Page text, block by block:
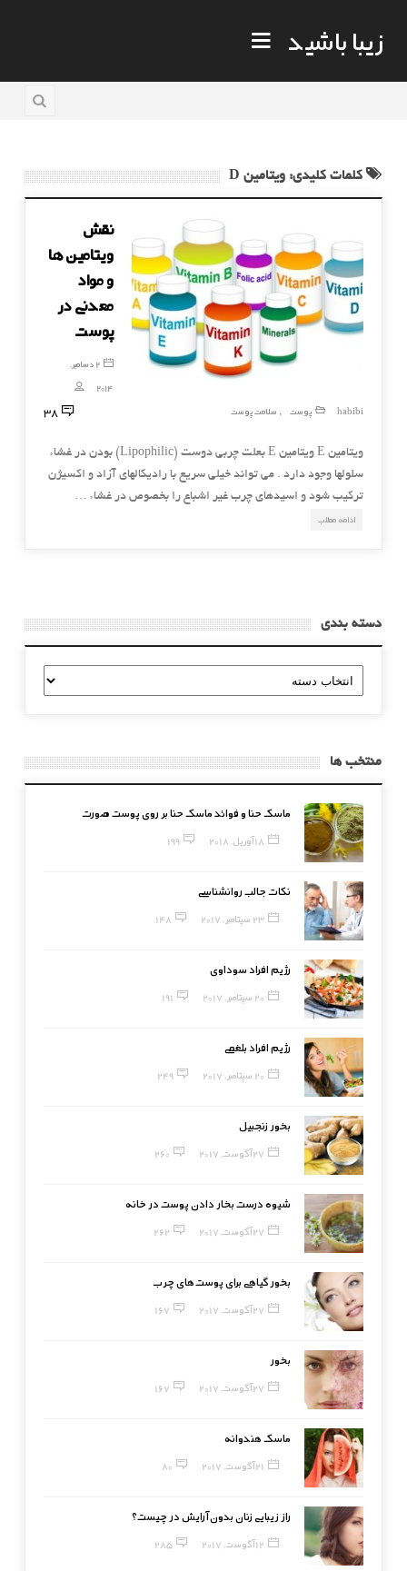
زیبا باشید
کلمات کلیدی: ویتامین D
نقش
ویتامین ها
و مواد
معدنی در
پوست
2 دسامبر,
2014
habibi
پوست , سلامت پوست 38
ویتامین E ویتامین E بعلت چربی دوست (Lipophilic) بودن در غشاء
سلولها وجود دارد . می تواند خیلی سریع با رادیکالهای آزاد و اکسیژن
ترکیب شود و اسیدهای چرب غیر اشباع را بخصوص در غشاء …
ادامه مطلب
دسته بندی
دسته
بندی
منتخب ها
ماسک حنا و فوائد ماسک حنا بر روی پوست صورت
18 آوریل, 2018 199
نکات جالب روانشناسی
23 سپتامبر, 2017 148
رژیم افراد سوداوی
20 سپتامبر, 2017 191
رژیم افراد بلغمی
20 سپتامبر, 2017 249
بخور زنجبیل
27 آگوست, 2017 260
شیوه درست بخار دادن پوست در خانه
27 آگوست, 2017 262
بخور گیاهی برای پوست‌های چرب
27 آگوست, 2017 167
بخور
27 آگوست, 2017 167
ماسک هندوانه
21 آگوست, 2017 80
راز زیبایی زنان بدون آرایش در چیست؟
12 آگوست, 2017 285